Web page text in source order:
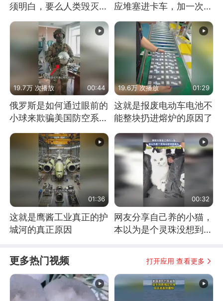
须明白，要么人类毁灭，
要么俄毁灭
应堆塞进卡车，加一次燃
料能跑几十年
19.7万 次播放 00:44
俄罗斯是如何通过眼前的
小球来欺骗美国防空系统
19.6万 次播放 01:29
这就是报废电动车电池不
能整块扔进熔炉的原因了
01:36
这就是鹰酱工业真正的护
城河的真正原因
00:32
网友分享自己养的小猫，
本以为是个灵珠没想到是
更多热门视频 打开应用 查看更多